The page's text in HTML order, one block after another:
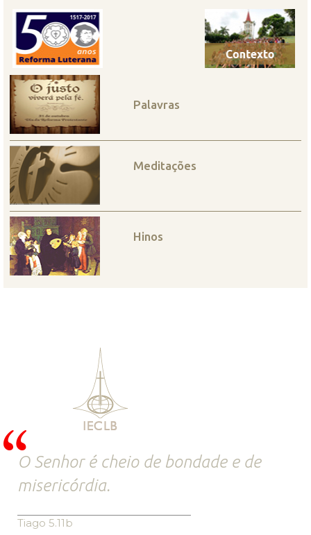
Palavras
Meditações
Hinos
O Senhor é cheio de bondade e de
misericórdia.
Tiago 5.11b